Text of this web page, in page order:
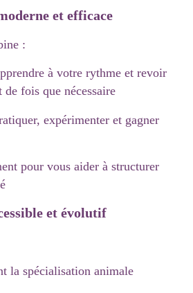
et efficace
:
à votre rythme et revoir
de fois que nécessaire
expérimenter et gagner
pour vous aider à structurer
et évolutif
la spécialisation animale